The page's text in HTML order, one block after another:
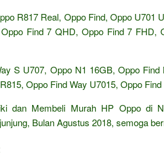
R817 Real, Oppo Find, Oppo U701
Find 7 QHD, Oppo Find 7 FHD,
S U707, Oppo N1 16GB, Oppo
Oppo Find Way U7015, Oppo
dan Membeli Murah HP Oppo di
Bulan Agustus 2018, semoga